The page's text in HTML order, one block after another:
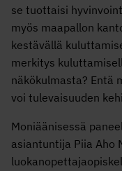
se tuottaisi
myös maapallon
kestävällä
merkitys
näkökulmasta? Entä
voi tulevaisuuden
Moniäänisessä
asiantuntija Piia Aho